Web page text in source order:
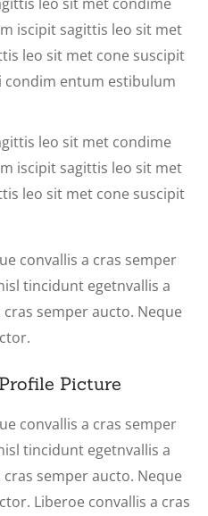
iscipit sagittis leo sit met
leo sit met cone suscipit
condim entum estibulum
leo sit met condime
iscipit sagittis leo sit met
leo sit met cone suscipit
convallis a cras semper
tincidunt egetnvallis a
semper aucto. Neque
Picture
convallis a cras semper
tincidunt egetnvallis a
semper aucto. Neque
Liberoe convallis a cras